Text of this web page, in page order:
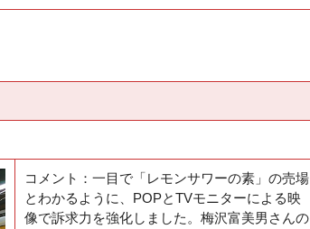
コメント：一目で「レモンサワーの素」の売場
とわかるように、POPとTVモニターによる映
像で訴求力を強化しました。梅沢富美男さんの